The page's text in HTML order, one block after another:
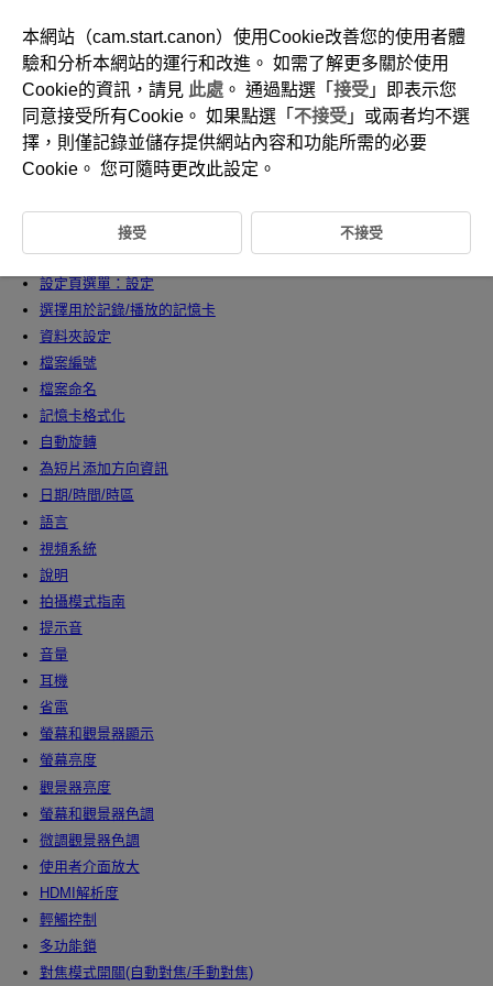
D180-197
設定
表示該功能只能在
模式下使用。
設定頁選單：設定
選擇用於記錄/播放的記憶卡
資料夾設定
檔案編號
檔案命名
記憶卡格式化
自動旋轉
為短片添加方向資訊
日期/時間/時區
語言
視頻系統
說明
拍攝模式指南
提示音
音量
耳機
省電
螢幕和觀景器顯示
螢幕亮度
觀景器亮度
螢幕和觀景器色調
微調觀景器色調
使用者介面放大
HDMI解析度
輕觸控制
多功能鎖
對焦模式開關(自動對焦/手動對焦)
本網站（cam.start.canon）使用Cookie改善您的使用者體
驗和分析本網站的運行和改進。 如需了解更多關於使用
Cookie的資訊，請見 此處 。 通過點選「 接受 」即表示您
同意接受所有Cookie。 如果點選「 不接受 」或兩者均不選
擇，則僅記錄並儲存提供網站內容和功能所需的必要
Cookie。 您可隨時更改此設定。
接受 不接受